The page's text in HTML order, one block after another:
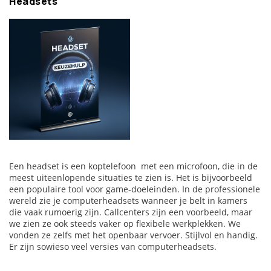
de combinatie van omgevingsgeluid en verstaanbaarheid via
vaak een computerheadset genoemd.
Headset in of over de oren
Waarom koptelefoons zo heten is niet duidelijk en ook niet
helemaal logisch. Het is tenslotte een koptelefoon. De eerste
koptelefoon werd al in 1919 gemaakt. De manier waarop de
koptelefoon wordt gedragen bepaalt de indeling van het
draagbare luidsprekersysteem. Er zijn de zogenaamde
oortelefoons, kleine draagbare luidsprekers die je in je oren
zogenaamde in-ears, kiest een computerheadset vrijwel altijd
tussen een on-ear of over-ear. Bij een on-ear headset zitten
de schelpen van de koptelefoon op je oren. Dat betekent dat
je nog steeds omgevingsgeluid hoort. Bij een over-ear
headset is dit veel minder het geval. Dus als je je
computerheadset in een lawaaierige omgeving gebruikt en
daar gevoelig voor bent, kies dan voor een over-ear type.
Hieronder gaan we dieper in op de keuze van de juiste
overear.
Een headset is een koptelefoon met een microfoon, die in de
meest uiteenlopende situaties te zien is. Het is bijvoorbeeld
een populaire tool voor game-doeleinden. In de professionele
wereld zie je computerheadsets wanneer je belt in kamers
die vaak rumoerig zijn. Callcenters zijn een voorbeeld, maar
we zien ze ook steeds vaker op flexibele werkplekken. We
vonden ze zelfs met het openbaar vervoer. Stijlvol en handig.
Er zijn sowieso veel versies van computerheadsets.